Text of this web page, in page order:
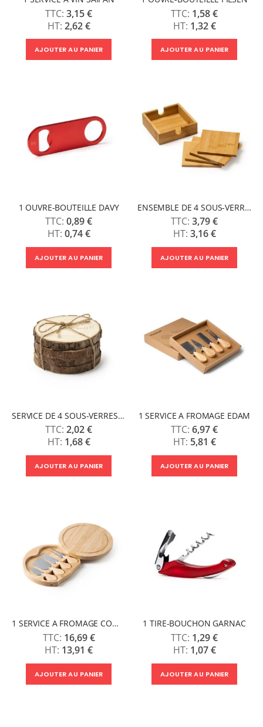
3,15 €
2,62 €
AJOUTER AU PANIER
1,58 €
1,32 €
AJOUTER AU PANIER
1 OUVRE-BOUTEILLE DAVY
0,89 €
0,74 €
AJOUTER AU PANIER
ENSEMBLE DE 4 SOUS-VERRES ALGOR
3,79 €
3,16 €
AJOUTER AU PANIER
SERVICE DE 4 SOUS-VERRES PINEA
2,02 €
1,68 €
AJOUTER AU PANIER
1 SERVICE A FROMAGE EDAM
6,97 €
5,81 €
AJOUTER AU PANIER
1 SERVICE A FROMAGE COMTE
16,69 €
13,91 €
AJOUTER AU PANIER
1 TIRE-BOUCHON GARNAC
1,29 €
1,07 €
AJOUTER AU PANIER